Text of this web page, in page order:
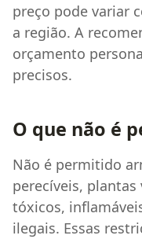
preço pode variar
a região. A
orçamento
precisos.
O que não é
Não é permitido
perecíveis,
tóxicos,
ilegais. Essas